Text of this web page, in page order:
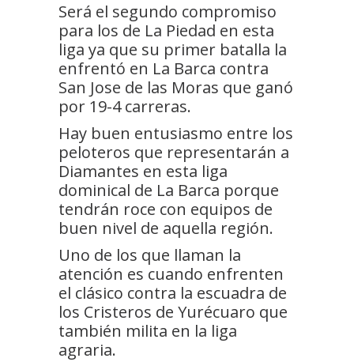
Será el segundo compromiso
para los de La Piedad en esta
liga ya que su primer batalla la
enfrentó en La Barca contra
San Jose de las Moras que ganó
por 19-4 carreras.
Hay buen entusiasmo entre los
peloteros que representarán a
Diamantes en esta liga
dominical de La Barca porque
tendrán roce con equipos de
buen nivel de aquella región.
Uno de los que llaman la
atención es cuando enfrenten
el clásico contra la escuadra de
los Cristeros de Yurécuaro que
también milita en la liga
agraria.